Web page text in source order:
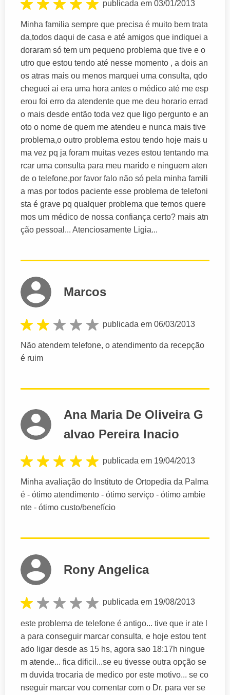
publicada em 03/01/2013
Minha familia sempre que precisa é muito bem trata
da,todos daqui de casa e até amigos que indiquei a
doraram só tem um pequeno problema que tive e o
utro que estou tendo até nesse momento , a dois an
os atras mais ou menos marquei uma consulta, qdo
cheguei ai era uma hora antes o médico até me esp
erou foi erro da atendente que me deu horario errad
o mais desde então toda vez que ligo pergunto e an
oto o nome de quem me atendeu e nunca mais tive
problema,o outro problema estou tendo hoje mais u
ma vez pq ja foram muitas vezes estou tentando ma
rcar uma consulta para meu marido e ninguem aten
de o telefone,por favor falo não só pela minha famili
a mas por todos paciente esse problema de telefoni
sta é grave pq qualquer problema que temos quere
mos um médico de nossa confiança certo? mais atn
ção pessoal... Atenciosamente Ligia...
Marcos
publicada em 06/03/2013
Não atendem telefone, o atendimento da recepção
é ruim
Ana Maria De Oliveira G
alvao Pereira Inacio
publicada em 19/04/2013
Minha avaliação do Instituto de Ortopedia da Palma
é - ótimo atendimento - ótimo serviço - ótimo ambie
nte - ótimo custo/benefício
Rony Angelica
publicada em 19/08/2013
este problema de telefone é antigo... tive que ir ate l
a para conseguir marcar consulta, e hoje estou tent
ado ligar desde as 15 hs, agora sao 18:17h ningue
m atende... fica dificil...se eu tivesse outra opção se
m duvida trocaria de medico por este motivo... se co
nseguir marcar vou comentar com o Dr. para ver se